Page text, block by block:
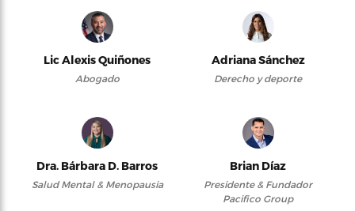
Lic Alexis Quiñones
Abogado
Adriana Sánchez
Derecho y deporte
Dra. Bárbara D. Barros
Salud Mental & Menopausia
Brian Díaz
Presidente & Fundador
Pacifico Group